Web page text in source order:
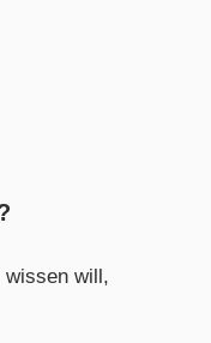
wissen will,